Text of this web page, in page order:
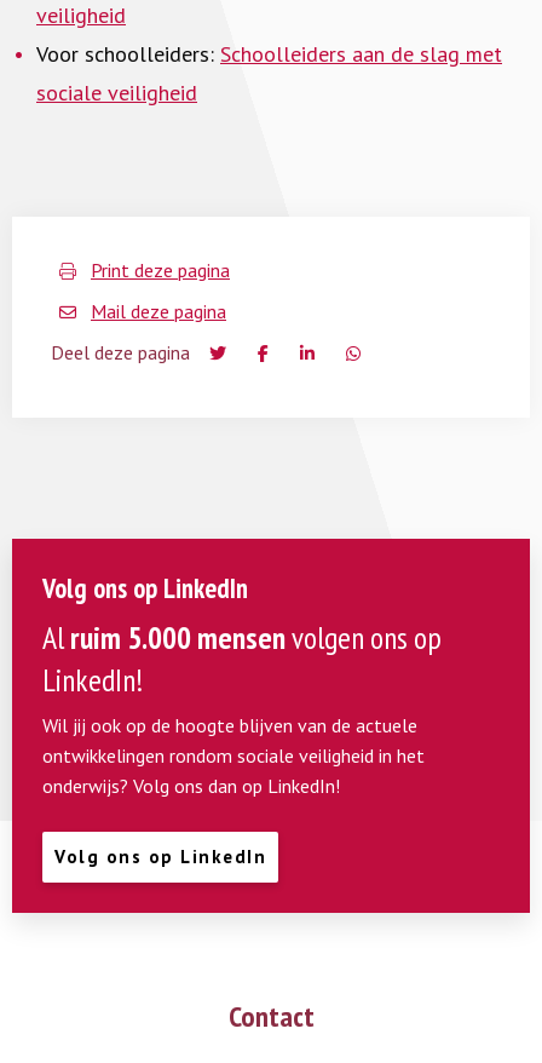
veiligheid
Voor schoolleiders: Schoolleiders aan de slag met
sociale veiligheid
Print deze pagina
Mail deze pagina
Deel deze pagina
Volg ons op LinkedIn
Alruim 5.000 mensenvolgen ons op
LinkedIn!
Wil jij ook op de hoogte blijven van de actuele
ontwikkelingen rondom sociale veiligheid in het
onderwijs? Volg ons dan op LinkedIn!
Volg ons op LinkedIn
Contact